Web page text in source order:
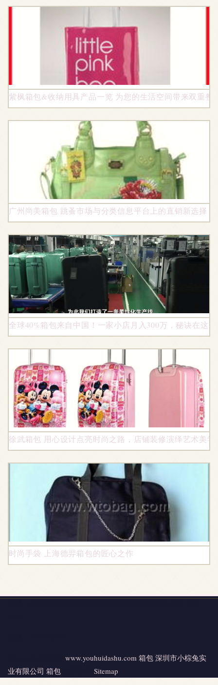
紫枫箱包&收纳用具产品一览 为您的生活空间带来双重整
广州尚美箱包 跳蚤市场与分类信息平台上的直销新选择
全球40%箱包来自中国！一家小店月入300万，秘诀在这里
徐武箱包 用心设计点亮时尚之路，店铺装修演绎艺术美学
时尚手袋 上海德羿箱包的匠心之作
www.youhuidashu.com 箱包 深圳市小棕兔实
业有限公司 箱包 Sitemap